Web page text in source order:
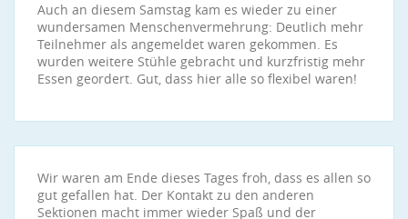
Auch an diesem Samstag kam es wieder zu einer
wundersamen Menschenvermehrung: Deutlich mehr
Teilnehmer als angemeldet waren gekommen. Es
wurden weitere Stühle gebracht und kurzfristig mehr
Essen geordert. Gut, dass hier alle so flexibel waren!
Wir waren am Ende dieses Tages froh, dass es allen so
gut gefallen hat. Der Kontakt zu den anderen
Sektionen macht immer wieder Spaß und der